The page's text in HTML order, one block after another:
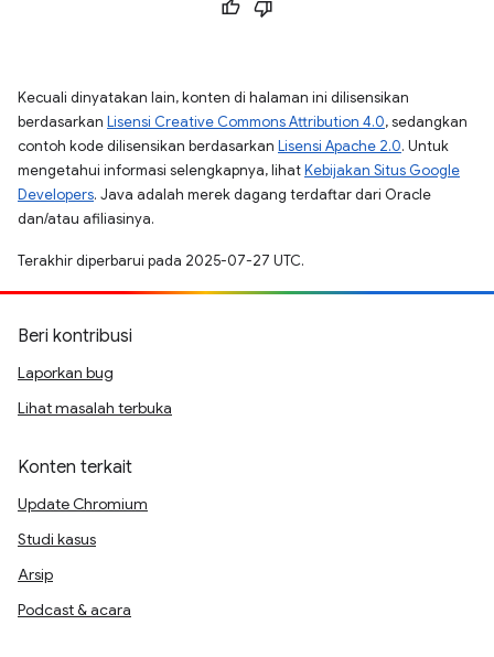
Kecuali dinyatakan lain, konten di halaman ini dilisensikan
berdasarkan Lisensi Creative Commons Attribution 4.0, sedangkan
contoh kode dilisensikan berdasarkan Lisensi Apache 2.0. Untuk
mengetahui informasi selengkapnya, lihatKebijakan Situs Google
Developers. Java adalah merek dagang terdaftar dari Oracle
dan/atau afiliasinya.
Terakhir diperbarui pada 2025-07-27 UTC.
Beri kontribusi
Laporkan bug
Lihat masalah terbuka
Konten terkait
Update Chromium
Studi kasus
Arsip
Podcast & acara